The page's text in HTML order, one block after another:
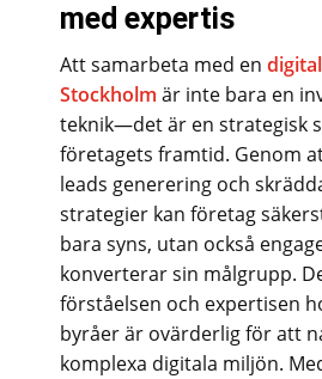
med expertis
Att samarbeta med en
Stockholm är inte bara en
teknik—det är en strategisk
företagets framtid. Genom
leads generering och
strategier kan företag
bara syns, utan också
konverterar sin målgrupp.
förståelsen och expertisen
byråer är ovärderlig för att
komplexa digitala miljön.